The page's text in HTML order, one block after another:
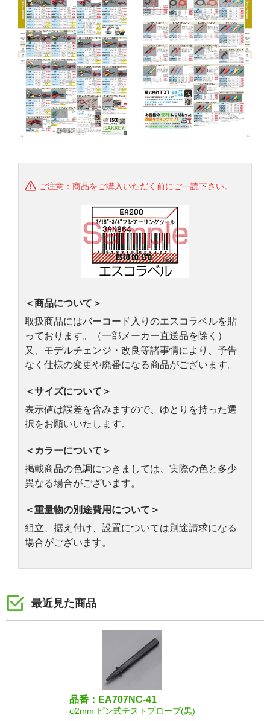
ご注意：商品をご購入いただく前にご一読下さい。
＜商品について＞
取扱商品にはバーコード入りのエスコラベルを貼
っております。（一部メーカー直送品を除く）
又、モデルチェンジ・改良等諸事情により、予告
なく仕様の変更や廃番になる商品がございます。
＜サイズについて＞
表示値は誤差を含みますので、ゆとりを持った選
択をお願いいたします。
＜カラーについて＞
掲載商品の色調につきましては、実際の色と多少
異なる場合がございます。
＜重量物の別途費用について＞
組立、据え付け、設置については別途請求になる
場合がございます。
最近見た商品
品番：EA707NC-41
φ2mm ピン式テストプローブ(黒)